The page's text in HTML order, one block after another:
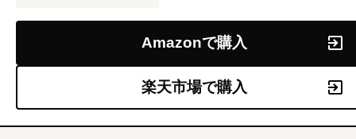
Amazonで購入
楽天市場で購入